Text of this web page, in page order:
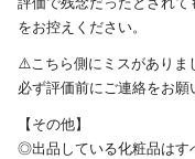
をお控えください。
⚠️こちら側にミスがありま
必ず評価前にご連絡をお願
【その他】
◎出品している化粧品はす